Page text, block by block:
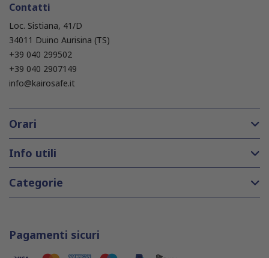
Contatti
Loc. Sistiana, 41/D
34011 Duino Aurisina (TS)
+39 040 299502
+39 040 2907149
info@kairosafe.it
Orari
Info utili
Categorie
Pagamenti sicuri